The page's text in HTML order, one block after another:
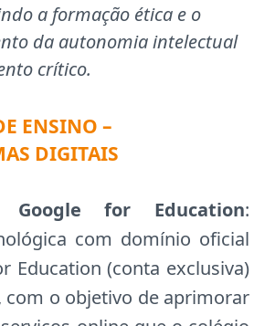
a formação ética e o
da autonomia intelectual
crítico.
ENSINO –
DIGITAIS
Google for Education:
com domínio oficial
Education (conta exclusiva)
com o objetivo de aprimorar